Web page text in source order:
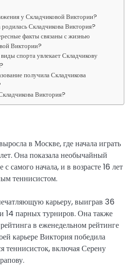
у Складчиковой Виктории?
родилась Складчикова Виктория?
факты связаны с жизнью
Виктории?
спорта увлекает Складчикову
получила Складчикова
Виктория?
в Москве, где начала играть
Она показала необычайный
с самого начала, и в возрасте 16 лет
теннисистом.
карьеру, выиграв 36
14 парных турниров. Она также
в еженедельном рейтинге
карьере Виктория победила
теннисисток, включая Серену